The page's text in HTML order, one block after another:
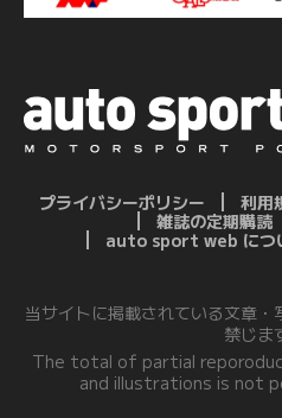
プライバシーポリシー 利用
雑誌の定期購読
auto sport web につ
当サイトに掲載されている文章
禁じま
The total of partial
and illustrations is not